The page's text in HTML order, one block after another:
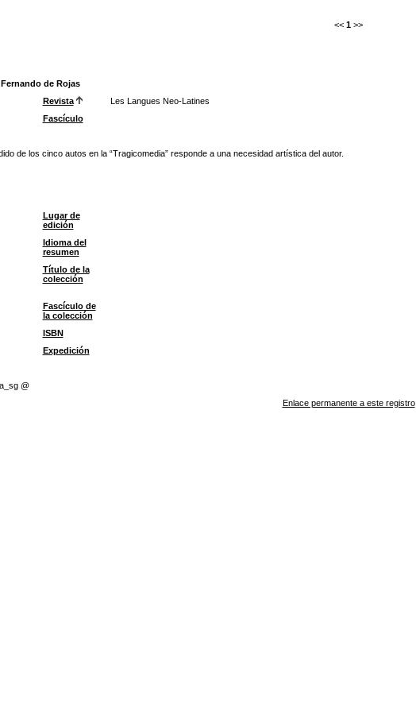
<< 1 >>
de Rojas
Revista Les Langues Neo-Latines
Fascículo
de los cinco autos en la “Tragicomedia” responde a una necesidad artística del autor.
Lugar de
edición
Idioma del
resumen
Título de la
colección
Fascículo de
la colección
ISBN
Expedición
@
Enlace permanente a este registro